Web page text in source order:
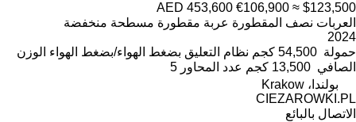
AED 453,600 €106,900 ≈ $123,500
العربات نصف المقطورة عربة مقطورة مسطحة منخفضة
2024
حمولة 54,500 كجم نظام التعليق بضغط الهواء/بضغط الهواء الوزن
الصافي 13,500 كجم عدد المحاور 5
بولندا، Krakow
CIEZAROWKI.PL
الاتصال بالبائع